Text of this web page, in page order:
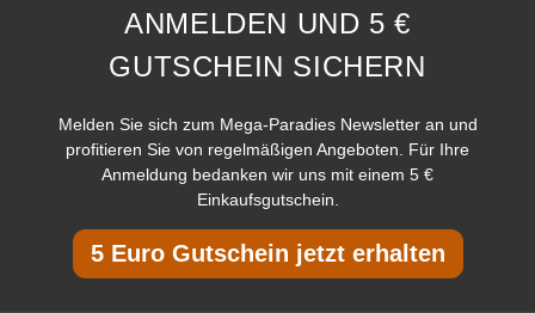
ANMELDEN UND 5 €
GUTSCHEIN SICHERN
Melden Sie sich zum Mega-Paradies Newsletter an und
profitieren Sie von regelmäßigen Angeboten. Für Ihre
Anmeldung bedanken wir uns mit einem 5 €
Einkaufsgutschein.
5 Euro Gutschein jetzt erhalten